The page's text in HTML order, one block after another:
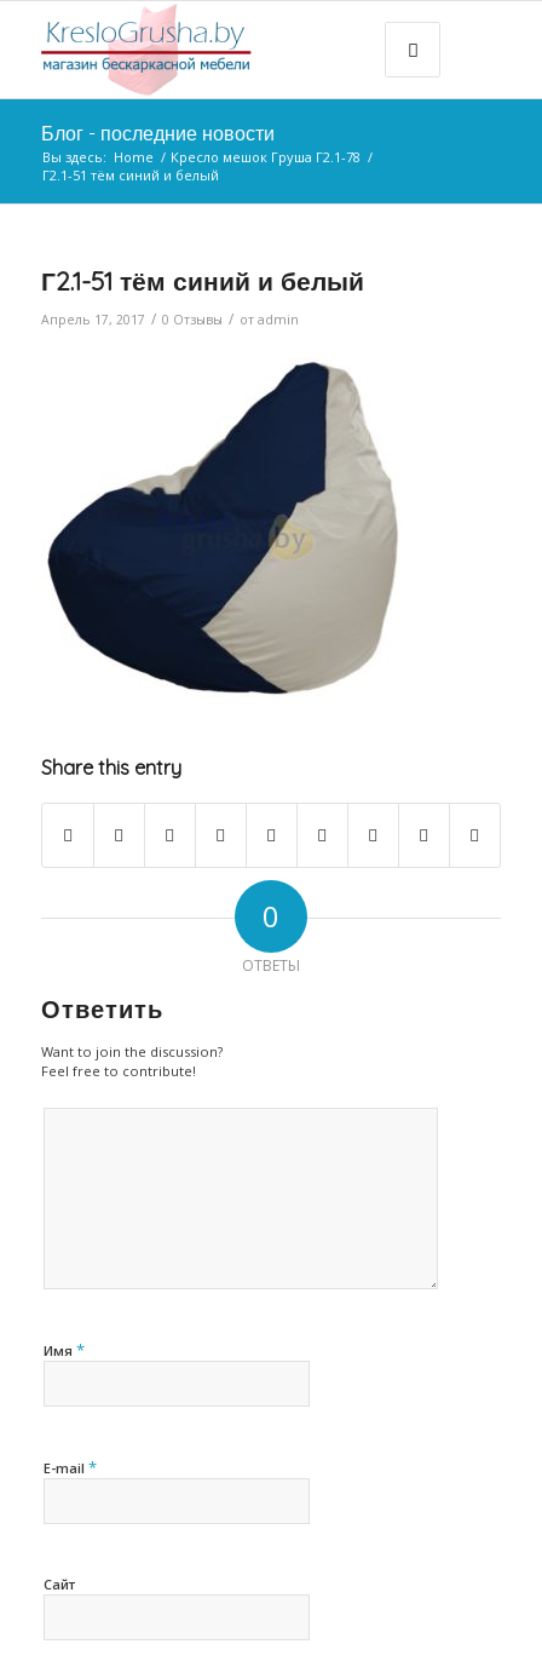
Блог - последние новости
Вы здесь: Home / Кресло мешок Груша Г2.1-78 /
Г2.1-51 тём синий и белый
Г2.1-51 тём синий и белый
Апрель 17, 2017 / 0 Отзывы / от admin
Share this entry
0
ОТВЕТЫ
Ответить
Want to join the discussion?
Feel free to contribute!
Имя *
E-mail *
Сайт